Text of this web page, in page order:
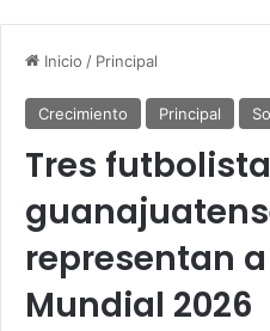
Inicio / Principal
Crecimiento Principal
Tres
representan
Mundial 2026